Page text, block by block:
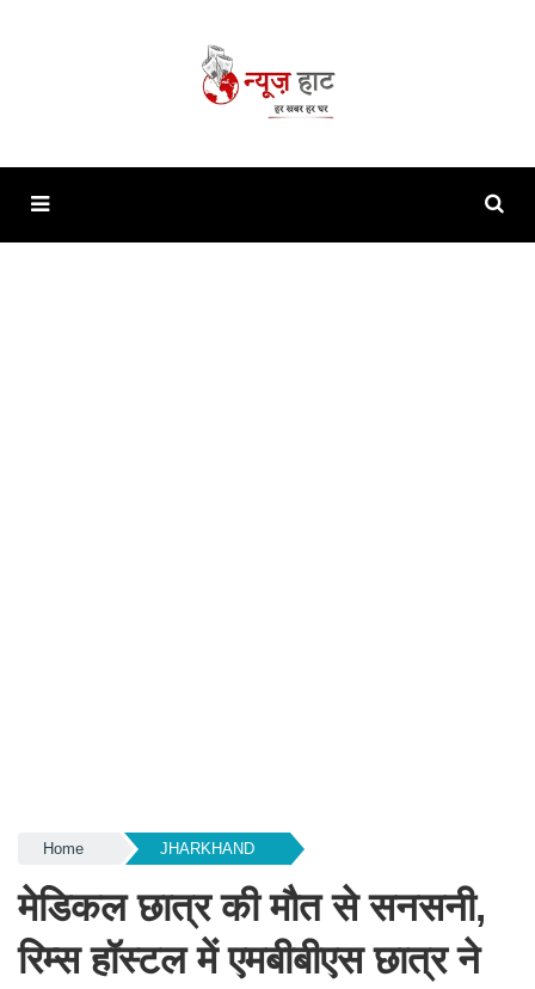
Home JHARKHAND
मेडिकल छात्र की मौत से सनसनी,
रिम्स हॉस्टल में एमबीबीएस छात्र ने